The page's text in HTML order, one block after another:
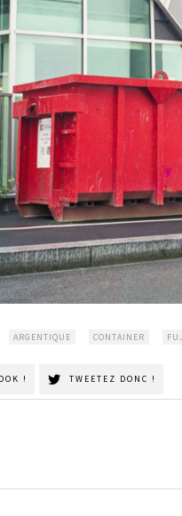
ARGENTIQUE CONTAINER
! TWEETEZ DONC !